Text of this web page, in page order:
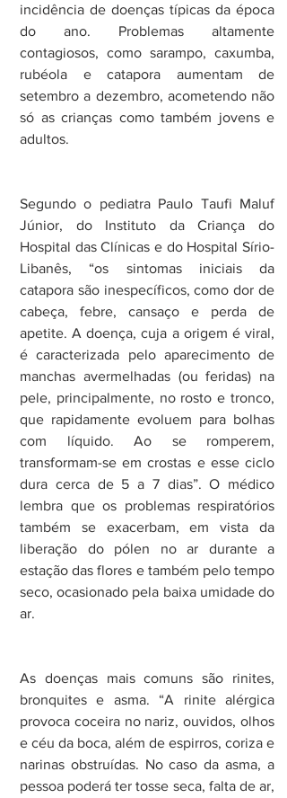
incidência de doenças típicas da época
do ano. Problemas altamente
contagiosos, como sarampo, caxumba,
rubéola e catapora aumentam de
setembro a dezembro, acometendo não
só as crianças como também jovens e
adultos.
Segundo o pediatra Paulo Taufi Maluf
Júnior, do Instituto da Criança do
Hospital das Clínicas e do Hospital Sírio-
Libanês, “os sintomas iniciais da
catapora são inespecíficos, como dor de
cabeça, febre, cansaço e perda de
apetite. A doença, cuja a origem é viral,
é caracterizada pelo aparecimento de
manchas avermelhadas (ou feridas) na
pele, principalmente, no rosto e tronco,
que rapidamente evoluem para bolhas
com líquido. Ao se romperem,
transformam-se em crostas e esse ciclo
dura cerca de 5 a 7 dias”. O médico
lembra que os problemas respiratórios
também se exacerbam, em vista da
liberação do pólen no ar durante a
estação das flores e também pelo tempo
seco, ocasionado pela baixa umidade do
ar.
As doenças mais comuns são rinites,
bronquites e asma. “A rinite alérgica
provoca coceira no nariz, ouvidos, olhos
e céu da boca, além de espirros, coriza e
narinas obstruídas. No caso da asma, a
pessoa poderá ter tosse seca, falta de ar,